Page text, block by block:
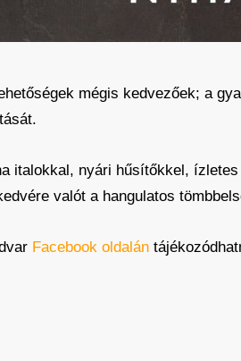
mégis kedvezőek; a
italokkal, nyári hűsítőkkel,
valót a hangulatos
Facebook oldalán